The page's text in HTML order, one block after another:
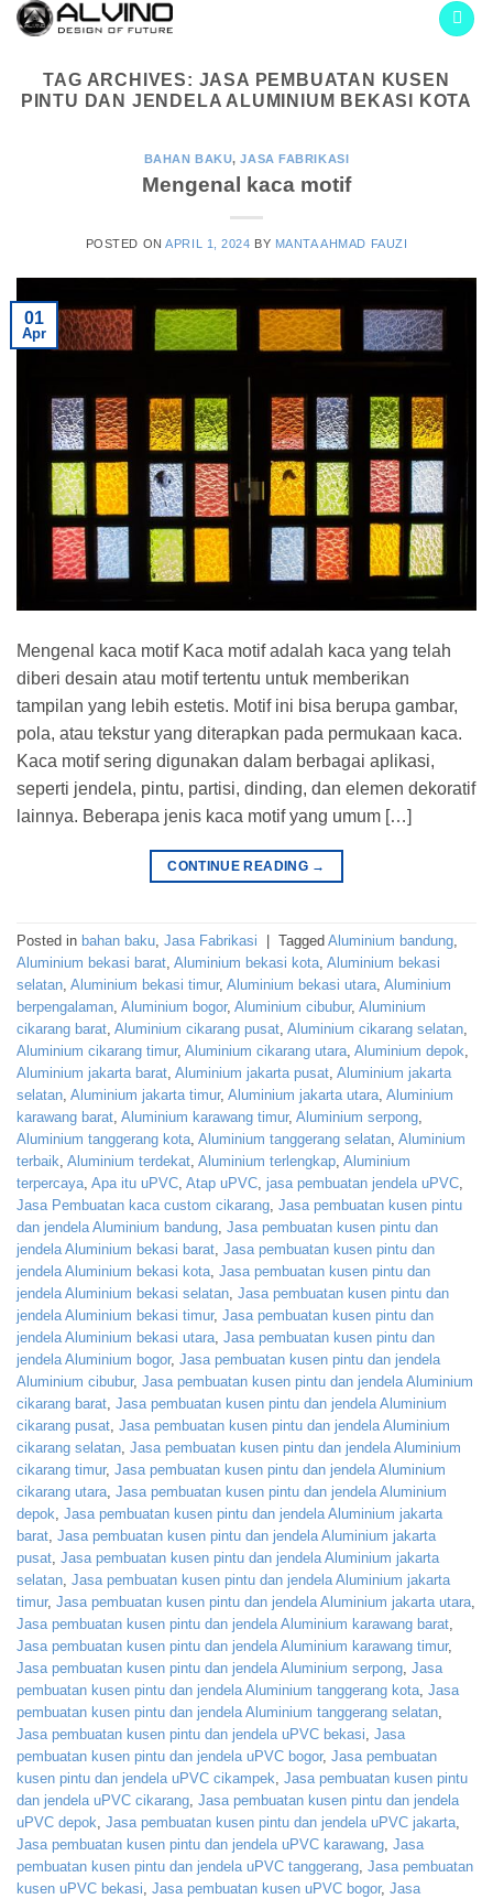
Skip
TAG ARCHIVES: JASA PEMBUATAN KUSEN
PINTU DAN JENDELA ALUMINIUM BEKASI KOTA
BAHAN BAKU,JASA FABRIKASI
Mengenal kaca motif
POSTED ONAPRIL 1, 2024 BY MANTA AHMAD FAUZI
01
Apr
Mengenal kaca motif Kaca motif adalah kaca yang telah
diberi desain atau motif tertentu untuk memberikan
tampilan yang lebih estetis. Motif ini bisa berupa gambar,
pola, atau tekstur yang diterapkan pada permukaan kaca.
Kaca motif sering digunakan dalam berbagai aplikasi,
seperti jendela, pintu, partisi, dinding, dan elemen dekoratif
lainnya. Beberapa jenis kaca motif yang umum […]
CONTINUE READING →
Posted in bahan baku, Jasa Fabrikasi Tagged Aluminium bandung,
Aluminium bekasi barat, Aluminium bekasi kota, Aluminium bekasi
selatan, Aluminium bekasi timur, Aluminium bekasi utara, Aluminium
berpengalaman, Aluminium bogor, Aluminium cibubur, Aluminium
cikarang barat, Aluminium cikarang pusat, Aluminium cikarang selatan,
Aluminium cikarang timur, Aluminium cikarang utara, Aluminium depok,
Aluminium jakarta barat, Aluminium jakarta pusat, Aluminium jakarta
selatan, Aluminium jakarta timur, Aluminium jakarta utara, Aluminium
karawang barat, Aluminium karawang timur, Aluminium serpong,
Aluminium tanggerang kota, Aluminium tanggerang selatan, Aluminium
terbaik, Aluminium terdekat, Aluminium terlengkap, Aluminium
terpercaya, Apa itu uPVC, Atap uPVC, jasa pembuatan jendela uPVC,
Jasa Pembuatan kaca custom cikarang, Jasa pembuatan kusen pintu
dan jendela Aluminium bandung, Jasa pembuatan kusen pintu dan
jendela Aluminium bekasi barat, Jasa pembuatan kusen pintu dan
jendela Aluminium bekasi kota, Jasa pembuatan kusen pintu dan
jendela Aluminium bekasi selatan, Jasa pembuatan kusen pintu dan
jendela Aluminium bekasi timur, Jasa pembuatan kusen pintu dan
jendela Aluminium bekasi utara, Jasa pembuatan kusen pintu dan
jendela Aluminium bogor, Jasa pembuatan kusen pintu dan jendela
Aluminium cibubur, Jasa pembuatan kusen pintu dan jendela Aluminium
cikarang barat, Jasa pembuatan kusen pintu dan jendela Aluminium
cikarang pusat, Jasa pembuatan kusen pintu dan jendela Aluminium
cikarang selatan, Jasa pembuatan kusen pintu dan jendela Aluminium
cikarang timur, Jasa pembuatan kusen pintu dan jendela Aluminium
cikarang utara, Jasa pembuatan kusen pintu dan jendela Aluminium
depok, Jasa pembuatan kusen pintu dan jendela Aluminium jakarta
barat, Jasa pembuatan kusen pintu dan jendela Aluminium jakarta
pusat, Jasa pembuatan kusen pintu dan jendela Aluminium jakarta
selatan, Jasa pembuatan kusen pintu dan jendela Aluminium jakarta
timur, Jasa pembuatan kusen pintu dan jendela Aluminium jakarta utara,
Jasa pembuatan kusen pintu dan jendela Aluminium karawang barat,
Jasa pembuatan kusen pintu dan jendela Aluminium karawang timur,
Jasa pembuatan kusen pintu dan jendela Aluminium serpong, Jasa
pembuatan kusen pintu dan jendela Aluminium tanggerang kota, Jasa
pembuatan kusen pintu dan jendela Aluminium tanggerang selatan,
Jasa pembuatan kusen pintu dan jendela uPVC bekasi, Jasa
pembuatan kusen pintu dan jendela uPVC bogor, Jasa pembuatan
kusen pintu dan jendela uPVC cikampek, Jasa pembuatan kusen pintu
dan jendela uPVC cikarang, Jasa pembuatan kusen pintu dan jendela
uPVC depok, Jasa pembuatan kusen pintu dan jendela uPVC jakarta,
Jasa pembuatan kusen pintu dan jendela uPVC karawang, Jasa
pembuatan kusen pintu dan jendela uPVC tanggerang, Jasa pembuatan
kusen uPVC bekasi, Jasa pembuatan kusen uPVC bogor, Jasa